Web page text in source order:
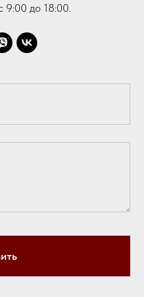
9:00 до 18:00.